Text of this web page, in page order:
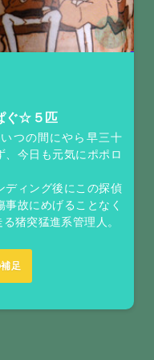
ぐ☆５匹
つの間にやら早三十
今日も元気にポポロ
ディング後にこの探偵
故にめげることなく
猪突猛進系管理人。
足